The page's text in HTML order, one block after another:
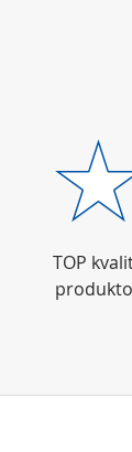
TOP